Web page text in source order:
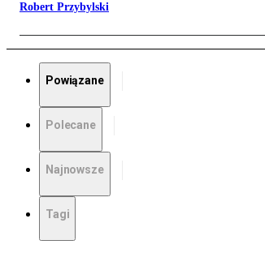
Robert Przybylski
Powiązane
Polecane
Najnowsze
Tagi